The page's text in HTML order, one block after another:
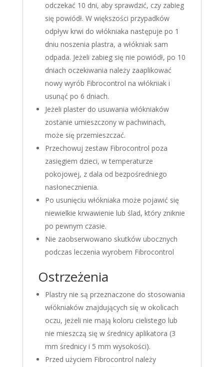
odczekać 10 dni, aby sprawdzić, czy zabieg
się powiódł. W większości przypadków
odpływ krwi do włókniaka następuje po 1
dniu noszenia plastra, a włókniak sam
odpada. Jeżeli zabieg się nie powiódł, po 10
dniach oczekiwania należy zaaplikować
nowy wyrób Fibrocontrol na włókniak i
usunąć po 6 dniach.
Jeżeli plaster do usuwania włókniaków
zostanie umieszczony w pachwinach,
może się przemieszczać.
Przechowuj zestaw Fibrocontrol poza
zasięgiem dzieci, w temperaturze
pokojowej, z dala od bezpośredniego
nasłonecznienia.
Po usunięciu włókniaka może pojawić się
niewielkie krwawienie lub ślad, który zniknie
po pewnym czasie.
Nie zaobserwowano skutków ubocznych
podczas leczenia wyrobem Fibrocontrol
Ostrzeżenia
Plastry nie są przeznaczone do stosowania
włókniaków znajdujących się w okolicach
oczu, jeżeli nie mają koloru cielistego lub
nie mieszczą się w średnicy aplikatora (3
mm średnicy i 5 mm wysokości).
Przed użyciem Fibrocontrol należy